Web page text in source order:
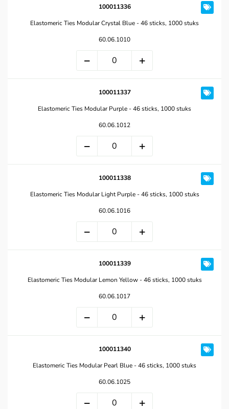
100011336
Elastomeric Ties Modular Crystal Blue - 46 sticks, 1000 stuks
60.06.1010
100011337
Elastomeric Ties Modular Purple - 46 sticks, 1000 stuks
60.06.1012
100011338
Elastomeric Ties Modular Light Purple - 46 sticks, 1000 stuks
60.06.1016
100011339
Elastomeric Ties Modular Lemon Yellow - 46 sticks, 1000 stuks
60.06.1017
100011340
Elastomeric Ties Modular Pearl Blue - 46 sticks, 1000 stuks
60.06.1025